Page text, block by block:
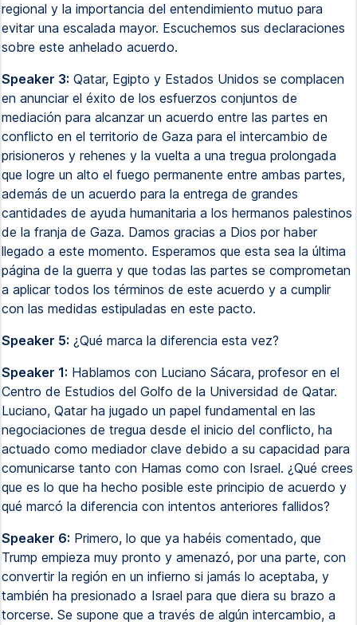
regional y la importancia del entendimiento mutuo para
evitar una escalada mayor. Escuchemos sus declaraciones
sobre este anhelado acuerdo.
Speaker 3: Qatar, Egipto y Estados Unidos se complacen
en anunciar el éxito de los esfuerzos conjuntos de
mediación para alcanzar un acuerdo entre las partes en
conflicto en el territorio de Gaza para el intercambio de
prisioneros y rehenes y la vuelta a una tregua prolongada
que logre un alto el fuego permanente entre ambas partes,
además de un acuerdo para la entrega de grandes
cantidades de ayuda humanitaria a los hermanos palestinos
de la franja de Gaza. Damos gracias a Dios por haber
llegado a este momento. Esperamos que esta sea la última
página de la guerra y que todas las partes se comprometan
a aplicar todos los términos de este acuerdo y a cumplir
con las medidas estipuladas en este pacto.
Speaker 5: ¿Qué marca la diferencia esta vez?
Speaker 1: Hablamos con Luciano Sácara, profesor en el
Centro de Estudios del Golfo de la Universidad de Qatar.
Luciano, Qatar ha jugado un papel fundamental en las
negociaciones de tregua desde el inicio del conflicto, ha
actuado como mediador clave debido a su capacidad para
comunicarse tanto con Hamas como con Israel. ¿Qué crees
que es lo que ha hecho posible este principio de acuerdo y
qué marcó la diferencia con intentos anteriores fallidos?
Speaker 6: Primero, lo que ya habéis comentado, que
Trump empieza muy pronto y amenazó, por una parte, con
convertir la región en un infierno si jamás lo aceptaba, y
también ha presionado a Israel para que diera su brazo a
torcerse. Se supone que a través de algún intercambio, a